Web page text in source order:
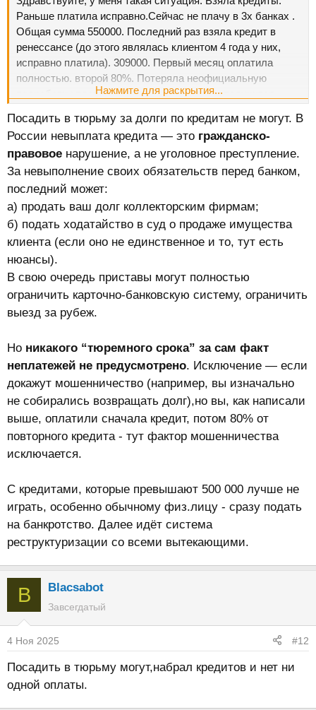
Раньше платила исправно.Сейчас не плачу в 3х банках .
Общая сумма 550000. Последний раз взяла кредит в
ренессансе (до этого являлась клиентом 4 года у них,
исправно платила). 309000. Первый месяц оплатила
полностью. второй 80%. Потеряла неофициальную
подработку платить нечем .В следующем получится
будет? Могут ли посадить? Спасибо заранее.Подскажите
как бытть?
Нажмите для раскрытия...
Посадить в тюрьму за долги по кредитам не могут. В
России невыплата кредита — это гражданско-
правовое нарушение, а не уголовное преступление.
За невыполнение своих обязательств перед банком,
последний может:
а) продать ваш долг коллекторским фирмам;
б) подать ходатайство в суд о продаже имущества
клиента (если оно не единственное и то, тут есть
нюансы).
В свою очередь приставы могут полностью
ограничить карточно-банковскую систему, ограничить
выезд за рубеж.
Но никакого “тюремного срока” за сам факт
неплатежей не предусмотрено. Исключение — если
докажут мошенничество (например, вы изначально
не собирались возвращать долг),но вы, как написали
выше, оплатили сначала кредит, потом 80% от
повторного кредита - тут фактор мошенничества
исключается.
С кредитами, которые превышают 500 000 лучше не
играть, особенно обычному физ.лицу - сразу подать
на банкротство. Далее идёт система
реструктуризации со всеми вытекающими.
B Blacsabot
Завсегдатый
4 Ноя 2025 #12
Посадить в тюрьму могут,набрал кредитов и нет ни
одной оплаты.